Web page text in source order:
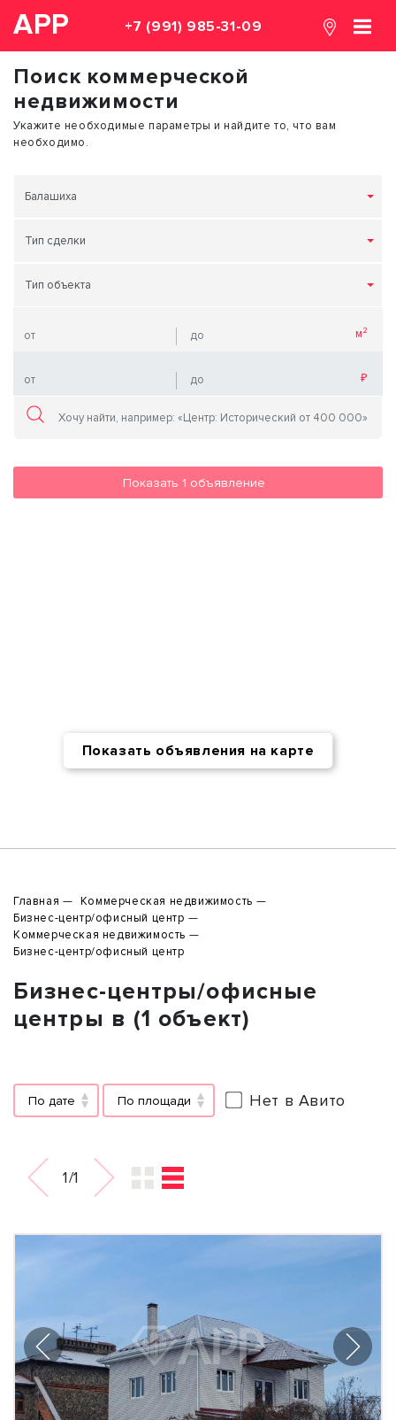
АРР +7 (991) 985-31-09
Поиск коммерческой
недвижимости
Укажите необходимые параметры и найдите то, что вам
необходимо.
Балашиха
Тип сделки
Тип объекта
Показать 1 объявление
Показать объявления на карте
Главная
Коммерческая недвижимость
Бизнес-центр/офисный центр
Коммерческая недвижимость
Бизнес-центр/офисный центр
Бизнес-центры/офисные
центры в (1 объект)
По дате По площади Нет в Авито
1/1